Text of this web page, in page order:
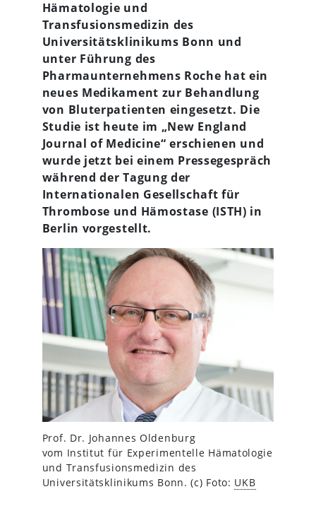
Hämatologie und
Transfusionsmedizin des
Universitätsklinikums Bonn und
unter Führung des
Pharmaunternehmens Roche hat ein
neues Medikament zur Behandlung
von Bluterpatienten eingesetzt. Die
Studie ist heute im „New England
Journal of Medicine“ erschienen und
wurde jetzt bei einem Pressegespräch
während der Tagung der
Internationalen Gesellschaft für
Thrombose und Hämostase (ISTH) in
Berlin vorgestellt.
Prof. Dr. Johannes Oldenburg
vom Institut für Experimentelle Hämatologie
und Transfusionsmedizin des
Universitätsklinikums Bonn. (c) Foto: UKB